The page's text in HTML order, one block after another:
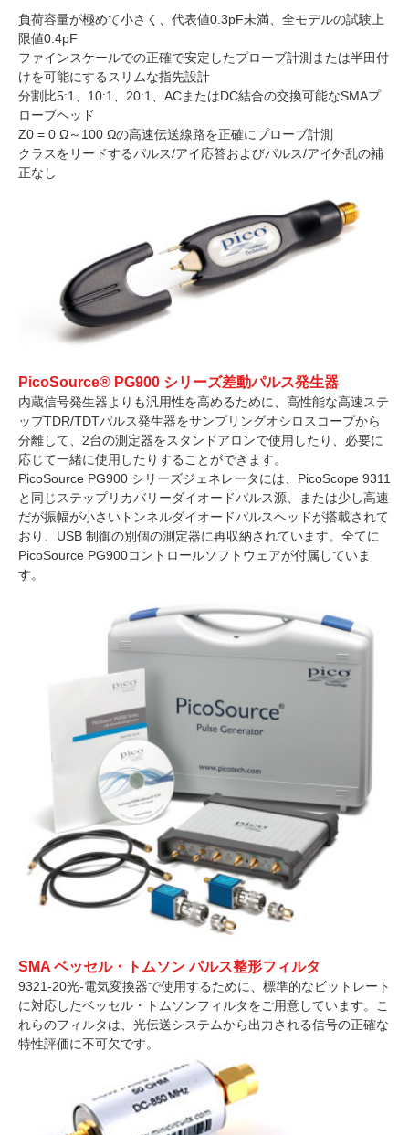
負荷容量が極めて小さく、代表値0.3pF未満、全モデルの試験上
限値0.4pF
ファインスケールでの正確で安定したプローブ計測または半田付
けを可能にするスリムな指先設計
分割比5:1、10:1、20:1、ACまたはDC結合の交換可能なSMAプ
ローブヘッド
Z0 = 0 Ω～100 Ωの高速伝送線路を正確にプローブ計測
クラスをリードするパルス/アイ応答およびパルス/アイ外乱の補
正なし
PicoSource® PG900 シリーズ差動パルス発生器
内蔵信号発生器よりも汎用性を高めるために、高性能な高速ステ
ップTDR/TDTパルス発生器をサンプリングオシロスコープから
分離して、2台の測定器をスタンドアロンで使用したり、必要に
応じて一緒に使用したりすることができます。
PicoSource PG900 シリーズジェネレータには、PicoScope 9311
と同じステップリカバリーダイオードパルス源、または少し高速
だが振幅が小さいトンネルダイオードパルスヘッドが搭載されて
おり、USB 制御の別個の測定器に再収納されています。全てに
PicoSource PG900コントロールソフトウェアが付属していま
す。
SMA ベッセル・トムソン パルス整形フィルタ
9321-20光-電気変換器で使用するために、標準的なビットレート
に対応したベッセル・トムソンフィルタをご用意しています。こ
れらのフィルタは、光伝送システムから出力される信号の正確な
特性評価に不可欠です。